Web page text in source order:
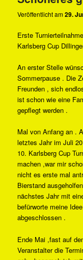
Veröffentlicht am29.
Erste
Karlsberg Cup
An erster Stelle
Sommerpause . Die
Freunden , sich
ist schon wie eine
gepflegt werden .
Mal von Anfang an .
letztes Jahr im Juli
10. Karlsberg Cup
machen ,war mir
nicht es erste mal
Bierstand
nächstes Jahr mit
befürworte meine
abgeschlossen .
Ende Mai ,fast auf
Veranstalter die